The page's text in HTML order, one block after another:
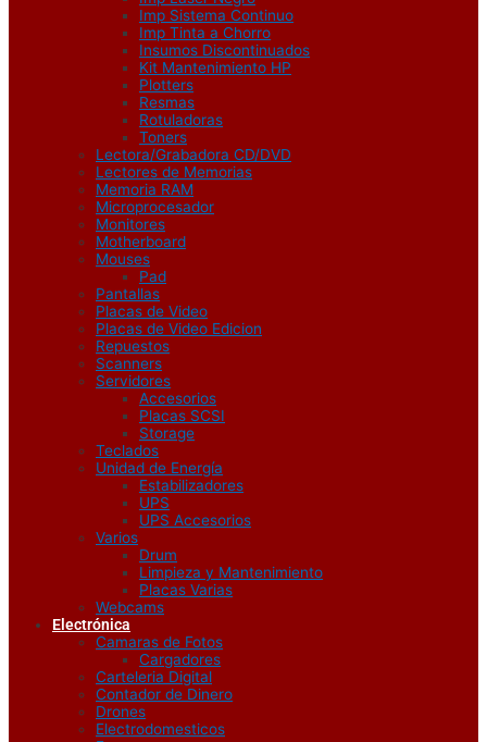
Imp Sistema Continuo
Imp Tinta a Chorro
Insumos Discontinuados
Kit Mantenimiento HP
Plotters
Resmas
Rotuladoras
Toners
Lectora/Grabadora CD/DVD
Lectores de Memorias
Memoria RAM
Microprocesador
Monitores
Motherboard
Mouses
Pad
Pantallas
Placas de Video
Placas de Video Edicion
Repuestos
Scanners
Servidores
Accesorios
Placas SCSI
Storage
Teclados
Unidad de Energía
Estabilizadores
UPS
UPS Accesorios
Varios
Drum
Limpieza y Mantenimiento
Placas Varias
Webcams
Electrónica
Camaras de Fotos
Cargadores
Carteleria Digital
Contador de Dinero
Drones
Electrodomesticos